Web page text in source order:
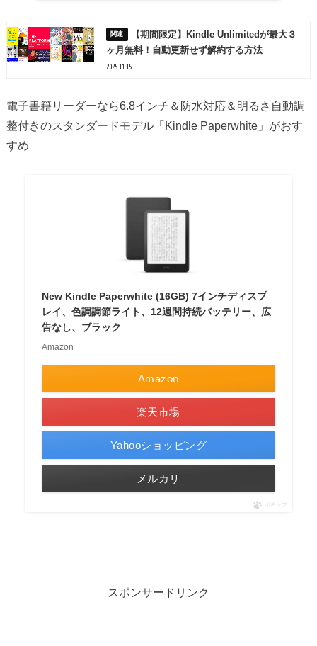
【期間限定】Kindle Unlimitedが最大３
ヶ月無料！自動更新せず解約する方法
2025.11.15
電子書籍リーダーなら6.8インチ＆防水対応＆明るさ自動調
整付きのスタンダードモデル「Kindle Paperwhite」がおす
すめ
New Kindle Paperwhite (16GB) 7インチディスプ
レイ、色調調節ライト、12週間持続バッテリー、広
告なし、ブラック
Amazon
Amazon
楽天市場
Yahooショッピング
メルカリ
ポチップ
スポンサードリンク